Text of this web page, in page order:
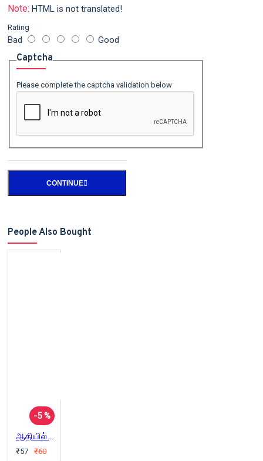
Note: HTML is not translated!
Rating
Bad Good
Captcha
Please complete the captcha validation below
CONTINUE
People Also Bought
-5 %
ஆதியில் யானைகள் இருந்தன
₹57 ₹60